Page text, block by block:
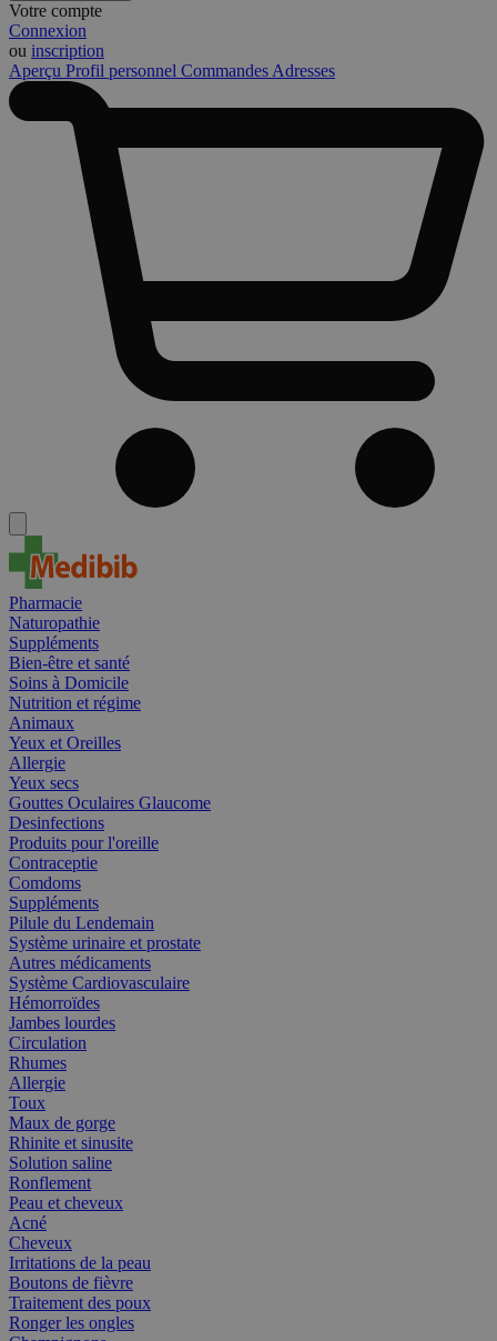
Votre compte
Connexion
ou inscription
Aperçu Profil personnel Commandes Adresses
Pharmacie
Naturopathie
Suppléments
Bien-être et santé
Soins à Domicile
Nutrition et régime
Animaux
Yeux et Oreilles
Allergie
Yeux secs
Gouttes Oculaires Glaucome
Desinfections
Produits pour l'oreille
Contraceptie
Comdoms
Suppléments
Pilule du Lendemain
Système urinaire et prostate
Autres médicaments
Système Cardiovasculaire
Hémorroïdes
Jambes lourdes
Circulation
Rhumes
Allergie
Toux
Maux de gorge
Rhinite et sinusite
Solution saline
Ronflement
Peau et cheveux
Acné
Cheveux
Irritations de la peau
Boutons de fièvre
Traitement des poux
Ronger les ongles